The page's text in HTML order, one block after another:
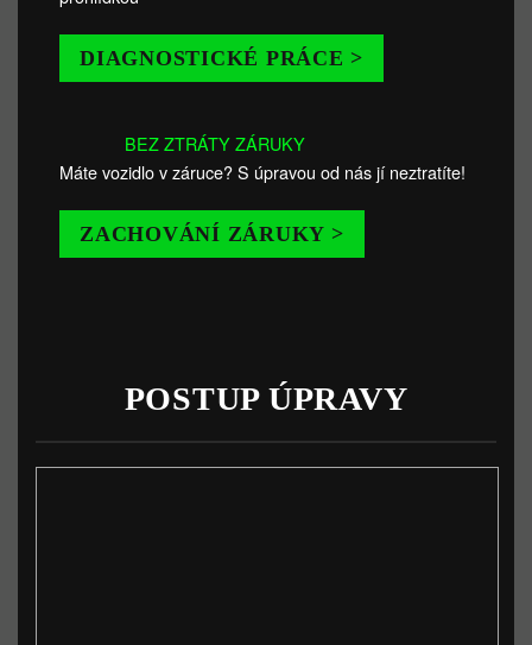
DIAGNOSTICKÉ PRÁCE >
BEZ ZTRÁTY ZÁRUKY
Máte vozidlo v záruce? S úpravou od nás jí neztratíte!
ZACHOVÁNÍ ZÁRUKY >
POSTUP ÚPRAVY